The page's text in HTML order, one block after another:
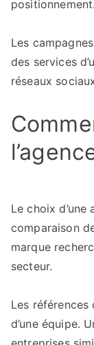
positionnement.
Les
des services
réseaux
Le choix d’une
comparaison
marque
secteur.
Les
d’une équipe.